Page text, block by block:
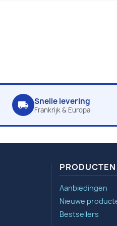
local_shipping Snelle levering
Frankrijk & Europa
PRODUCTEN
Aanbiedingen
Nieuwe
Bestsellers